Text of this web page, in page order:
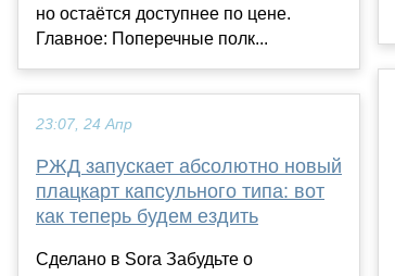
но остаётся доступнее по цене.
Главное: Поперечные полк...
23:07, 24 Апр
РЖД запускает абсолютно новый
плацкарт капсульного типа: вот
как теперь будем ездить
Сделано в Sora Забудьте о